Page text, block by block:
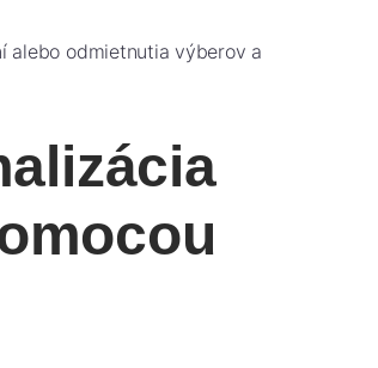
alebo odmietnutia výberov a